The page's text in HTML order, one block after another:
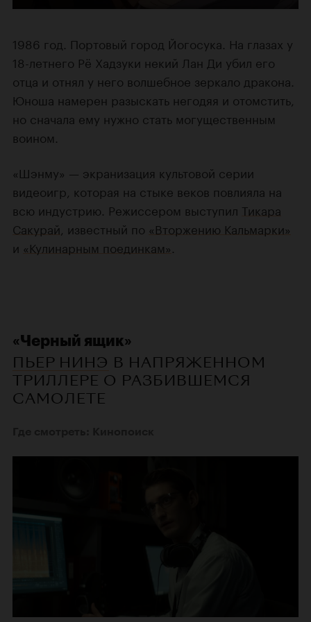
1986 год. Портовый город Йогосука. На глазах у
18-летнего Рё Хадзуки некий Лан Ди убил его
отца и отнял у него волшебное зеркало дракона.
Юноша намерен разыскать негодяя и отомстить,
но сначала ему нужно стать могущественным
воином.
«Шэнму» — экранизация культовой серии
видеоигр, которая на стыке веков повлияла на
всю индустрию. Режиссером выступил Тикара
Сакурай, известный по «Вторжению Кальмарки»
и «Кулинарным поединкам».
«Черный ящик»
ПЬЕР НИНЭ В НАПРЯЖЕННОМ
ТРИЛЛЕРЕ О РАЗБИВШЕМСЯ
САМОЛЕТЕ